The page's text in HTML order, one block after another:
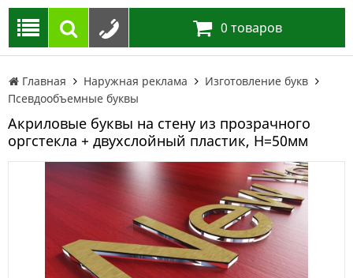
0 товаров
Главная Наружная реклама
Изготовление букв
Псевдообъемные буквы
Акриловые буквы на стену из прозрачного
оргстекла + двухслойный пластик, H=50мм